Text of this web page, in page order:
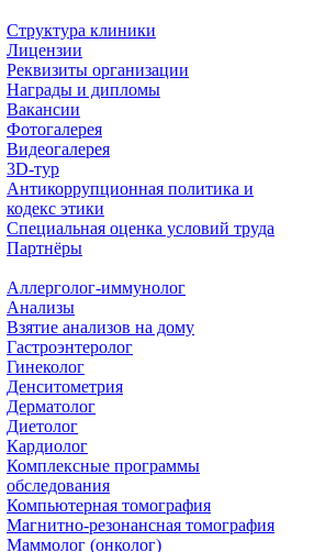
Структура клиники
Лицензии
Реквизиты организации
Награды и дипломы
Вакансии
Фотогалерея
Видеогалерея
3D-тур
Антикоррупционная политика и
кодекс этики
Специальная оценка условий труда
Партнёры
Аллерголог-иммунолог
Анализы
Взятие анализов на дому
Гастроэнтеролог
Гинеколог
Денситометрия
Дерматолог
Диетолог
Кардиолог
Комплексные программы
обследования
Компьютерная томография
Магнитно-резонансная томография
Маммолог (онколог)